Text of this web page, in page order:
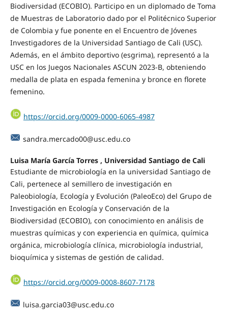
Biodiversidad (ECOBIO). Participo en un diplomado de Toma
de Muestras de Laboratorio dado por el Politécnico Superior
de Colombia y fue ponente en el Encuentro de Jóvenes
Investigadores de la Universidad Santiago de Cali (USC).
Además, en el ámbito deportivo (esgrima), representó a la
USC en los Juegos Nacionales ASCUN 2023-B, obteniendo
medalla de plata en espada femenina y bronce en florete
femenino.
https://orcid.org/0009-0000-6065-4987
sandra.mercado00@usc.edu.co
Luisa María García Torres , Universidad Santiago de Cali
Estudiante de microbiología en la universidad Santiago de
Cali, pertenece al semillero de investigación en
Paleobiología, Ecología y Evolución (PaleoEco) del Grupo de
Investigación en Ecología y Conservación de la
Biodiversidad (ECOBIO), con conocimiento en análisis de
muestras químicas y con experiencia en química, química
orgánica, microbiología clínica, microbiología industrial,
bioquímica y sistemas de gestión de calidad.
https://orcid.org/0009-0008-8607-7178
luisa.garcia03@usc.edu.co